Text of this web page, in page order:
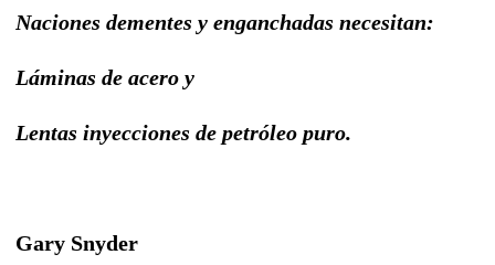
Naciones dementes y enganchadas necesitan:
Láminas de acero y
Lentas inyecciones de petróleo puro.
Gary Snyder